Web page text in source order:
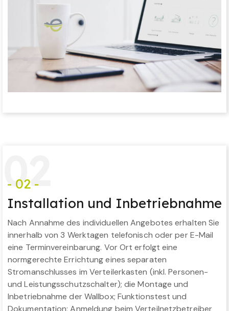
02
- 02 -
Installation und Inbetriebnahme
Nach Annahme des individuellen Angebotes erhalten Sie
innerhalb von 3 Werktagen telefonisch oder per E-Mail
eine Terminvereinbarung. Vor Ort erfolgt eine
normgerechte Errichtung eines separaten
Stromanschlusses im Verteilerkasten (inkl. Personen-
und Leistungsschutzschalter); die Montage und
Inbetriebnahme der Wallbox; Funktionstest und
Dokumentation; Anmeldung beim Verteilnetzbetreiber